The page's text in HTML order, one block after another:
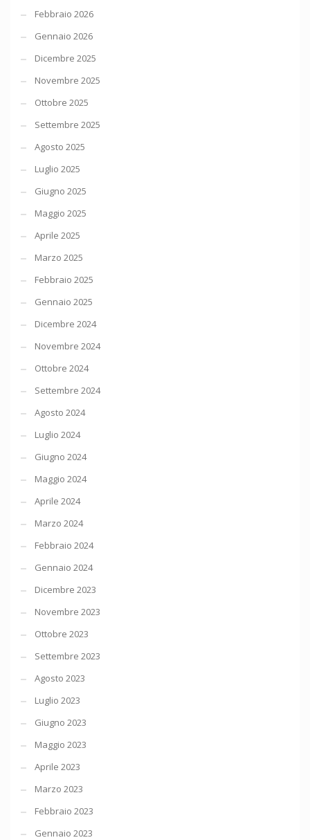
Febbraio 2026
Gennaio 2026
Dicembre 2025
Novembre 2025
Ottobre 2025
Settembre 2025
Agosto 2025
Luglio 2025
Giugno 2025
Maggio 2025
Aprile 2025
Marzo 2025
Febbraio 2025
Gennaio 2025
Dicembre 2024
Novembre 2024
Ottobre 2024
Settembre 2024
Agosto 2024
Luglio 2024
Giugno 2024
Maggio 2024
Aprile 2024
Marzo 2024
Febbraio 2024
Gennaio 2024
Dicembre 2023
Novembre 2023
Ottobre 2023
Settembre 2023
Agosto 2023
Luglio 2023
Giugno 2023
Maggio 2023
Aprile 2023
Marzo 2023
Febbraio 2023
Gennaio 2023